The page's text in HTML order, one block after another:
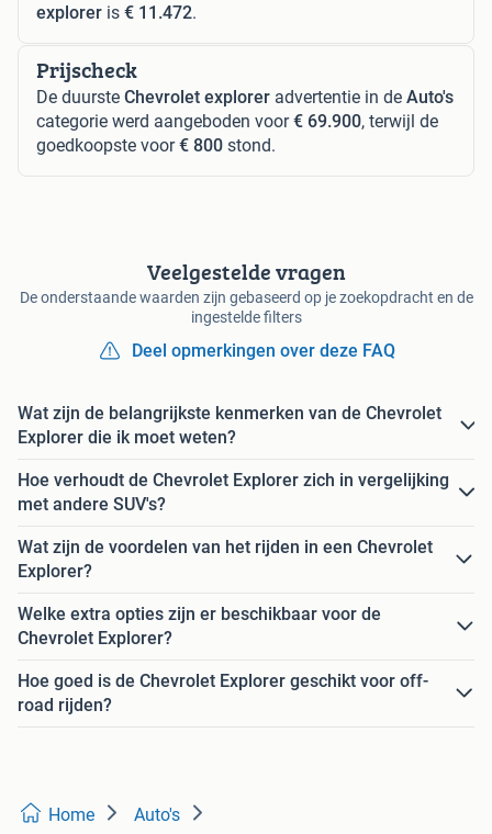
explorer is € 11.472.
Prijscheck
De duurste Chevrolet explorer advertentie in de Auto's
categorie werd aangeboden voor€ 69.900, terwijl de
goedkoopste voor€ 800 stond.
Veelgestelde vragen
De onderstaande waarden zijn gebaseerd op je zoekopdracht en de
ingestelde filters
Deel opmerkingen over deze FAQ
Wat zijn de belangrijkste kenmerken van de Chevrolet
Explorer die ik moet weten?
Hoe verhoudt de Chevrolet Explorer zich in vergelijking
met andere SUV's?
Wat zijn de voordelen van het rijden in een Chevrolet
Explorer?
Welke extra opties zijn er beschikbaar voor de
Chevrolet Explorer?
Hoe goed is de Chevrolet Explorer geschikt voor off-
road rijden?
Home Auto's